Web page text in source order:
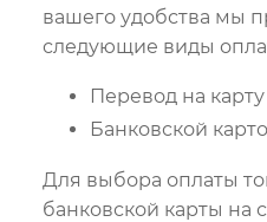
вашего удобства мы
следующие виды
Перевод на
Банковской
Для выбора оплаты
банковской карты на